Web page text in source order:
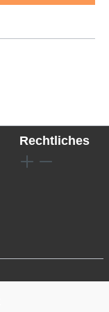
Rechtliches